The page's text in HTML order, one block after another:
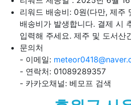
리워드 배송비: 0원(다만, 제주
배송비가 발생합니다. 결제 시
입력해 주세요. 제주 및 도서산
문의처
- 이메일:
- 연락처: 01089289357
- 카카오채널: 베모프 검색